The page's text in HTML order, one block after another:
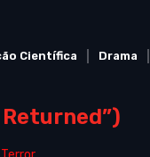
Científica Drama